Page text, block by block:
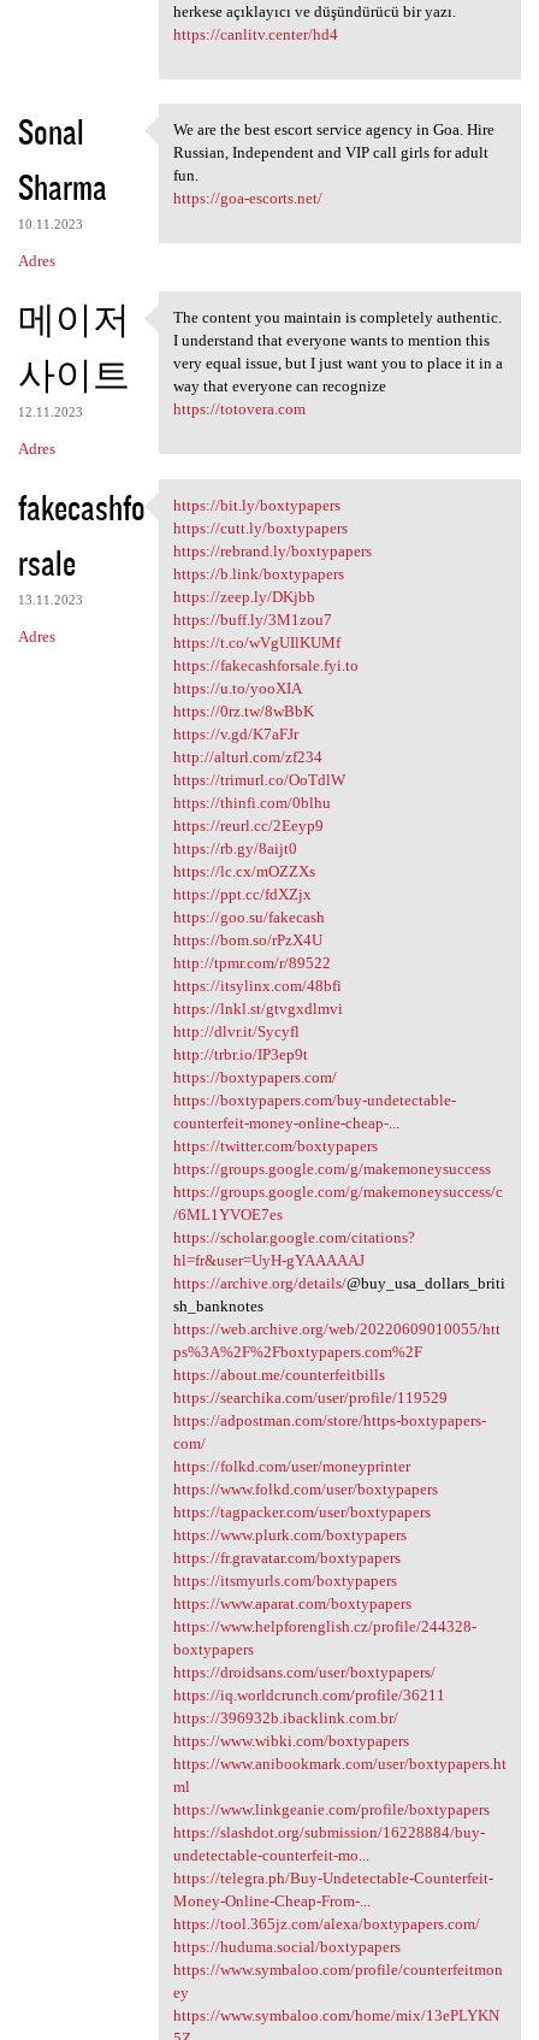
herkese açıklayıcı ve düşündürücü bir yazı.
https://canlitv.center/hd4
Sonal
Sharma
10.11.2023
Adres
We are the best escort
We are the best escort service agency in Goa. Hire
Russian, Independent and VIP call girls for adult
fun.
https://goa-escorts.net/
메이저
사이트
12.11.2023
Adres
The content you maintain is
The content you maintain is completely authentic.
I understand that everyone wants to mention this
very equal issue, but I just want you to place it in a
way that everyone can recognize
https://totovera.com
fakecashfo
rsale
13.11.2023
Adres
https://bit.ly/boxtypapers
https://bit.ly/boxtypapers
https://cutt.ly/boxtypapers
https://rebrand.ly/boxtypapers
https://b.link/boxtypapers
https://zeep.ly/DKjbb
https://buff.ly/3M1zou7
https://t.co/wVgUIlKUMf
https://fakecashforsale.fyi.to
https://u.to/yooXIA
https://0rz.tw/8wBbK
https://v.gd/K7aFJr
http://alturl.com/zf234
https://trimurl.co/OoTdlW
https://thinfi.com/0blhu
https://reurl.cc/2Eeyp9
https://rb.gy/8aijt0
https://lc.cx/mOZZXs
https://ppt.cc/fdXZjx
https://goo.su/fakecash
https://bom.so/rPzX4U
http://tpmr.com/r/89522
https://itsylinx.com/48bfi
https://lnkl.st/gtvgxdlmvi
http://dlvr.it/Sycyfl
http://trbr.io/IP3ep9t
https://boxtypapers.com/
https://boxtypapers.com/buy-undetectable-
counterfeit-money-online-cheap-...
https://twitter.com/boxtypapers
https://groups.google.com/g/makemoneysuccess
https://groups.google.com/g/makemoneysuccess/c
/6ML1YVOE7es
https://scholar.google.com/citations?
hl=fr&user=UyH-gYAAAAAJ
https://archive.org/details/@buy_usa_dollars_briti
sh_banknotes
https://web.archive.org/web/20220609010055/htt
ps%3A%2F%2Fboxtypapers.com%2F
https://about.me/counterfeitbills
https://searchika.com/user/profile/119529
https://adpostman.com/store/https-boxtypapers-
com/
https://folkd.com/user/moneyprinter
https://www.folkd.com/user/boxtypapers
https://tagpacker.com/user/boxtypapers
https://www.plurk.com/boxtypapers
https://fr.gravatar.com/boxtypapers
https://itsmyurls.com/boxtypapers
https://www.aparat.com/boxtypapers
https://www.helpforenglish.cz/profile/244328-
boxtypapers
https://droidsans.com/user/boxtypapers/
https://iq.worldcrunch.com/profile/36211
https://396932b.ibacklink.com.br/
https://www.wibki.com/boxtypapers
https://www.anibookmark.com/user/boxtypapers.ht
ml
https://www.linkgeanie.com/profile/boxtypapers
https://slashdot.org/submission/16228884/buy-
undetectable-counterfeit-mo...
https://telegra.ph/Buy-Undetectable-Counterfeit-
Money-Online-Cheap-From-...
https://tool.365jz.com/alexa/boxtypapers.com/
https://huduma.social/boxtypapers
https://www.symbaloo.com/profile/counterfeitmon
ey
https://www.symbaloo.com/home/mix/13ePLYKN